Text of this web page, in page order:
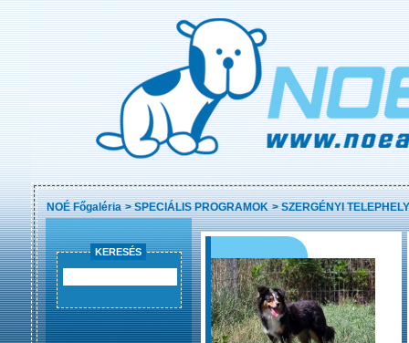
NOÉ Főgaléria >SPECIÁLIS PROGRAMOK >SZERGÉNYI
KERESÉS